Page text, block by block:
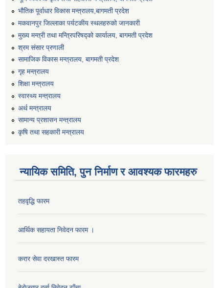
भौतिक पूर्वाधार विकास मन्त्रालय,बागमती प्रदेश
मकवानपुर जिल्लाका पर्यटकीय स्थलहरुको जानकारी
मुख्य मन्त्री तथा मन्त्रिपरिषद्को कार्यालय, बागमती प्रदेश
श्रम संसार प्रणाली
सामाजिक विकास मन्त्रालय, बागमती प्रदेश
गृह मन्त्रालय
शिक्षा मन्त्रालय
स्वास्थ्य मन्त्रालय
अर्थ मन्त्रालय
सामान्य प्रशासन मन्त्रालय
कृषि तथा सहकारी मन्त्रालय
न्यायिक समिति, पुन निर्माण र आवश्यक फारमहरु
तहवृद्धि फारम
आर्थिक सहायता निवेदन फारम ।
करार सेवा दरखास्त फारम